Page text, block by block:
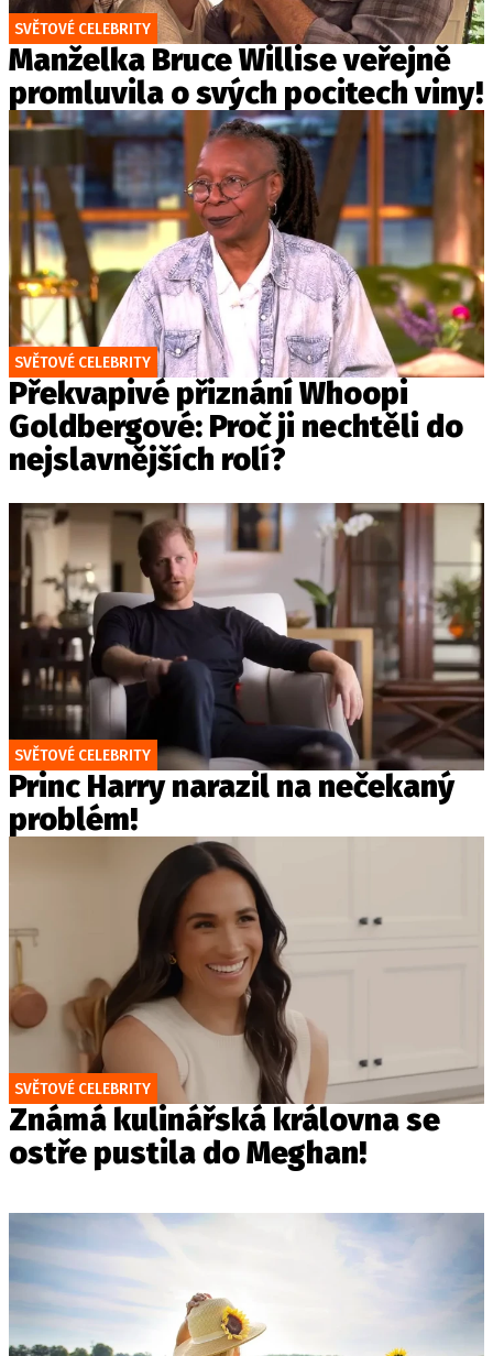
SVĚTOVÉ CELEBRITY
Manželka Bruce Willise veřejně
promluvila o svých pocitech viny!
SVĚTOVÉ CELEBRITY
Překvapivé přiznání Whoopi
Goldbergové: Proč ji nechtěli do
nejslavnějších rolí?
SVĚTOVÉ CELEBRITY
Princ Harry narazil na nečekaný
problém!
SVĚTOVÉ CELEBRITY
Známá kulinářská královna se
ostře pustila do Meghan!